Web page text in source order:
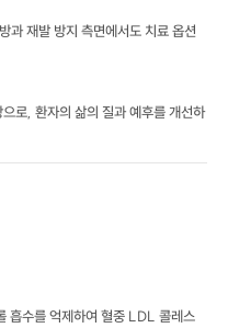
과 재발 방지 측면에서도 치료 옵션
로, 환자의 삶의 질과 예후를 개선하
흡수를 억제하여 혈중 LDL 콜레스